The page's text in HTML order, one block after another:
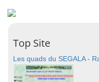
Top Site
Les quads du SEGALA -